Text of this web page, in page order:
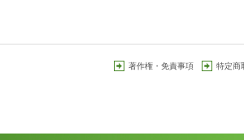
著作権・免責事項 特定商